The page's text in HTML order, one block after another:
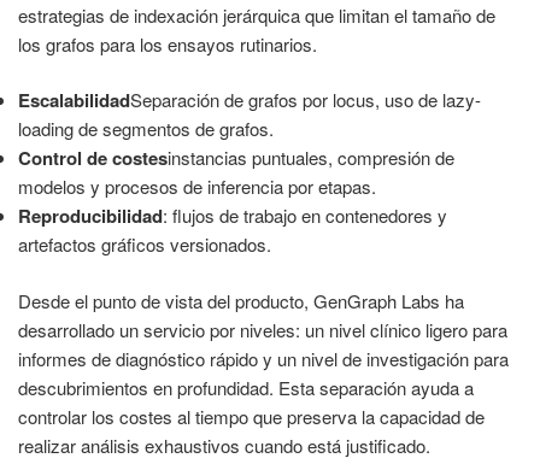
estrategias de indexación jerárquica que limitan el tamaño de
los grafos para los ensayos rutinarios.
EscalabilidadSeparación de grafos por locus, uso de lazy-
loading de segmentos de grafos.
Control de costesinstancias puntuales, compresión de
modelos y procesos de inferencia por etapas.
Reproducibilidad: flujos de trabajo en contenedores y
artefactos gráficos versionados.
Desde el punto de vista del producto, GenGraph Labs ha
desarrollado un servicio por niveles: un nivel clínico ligero para
informes de diagnóstico rápido y un nivel de investigación para
descubrimientos en profundidad. Esta separación ayuda a
controlar los costes al tiempo que preserva la capacidad de
realizar análisis exhaustivos cuando está justificado.